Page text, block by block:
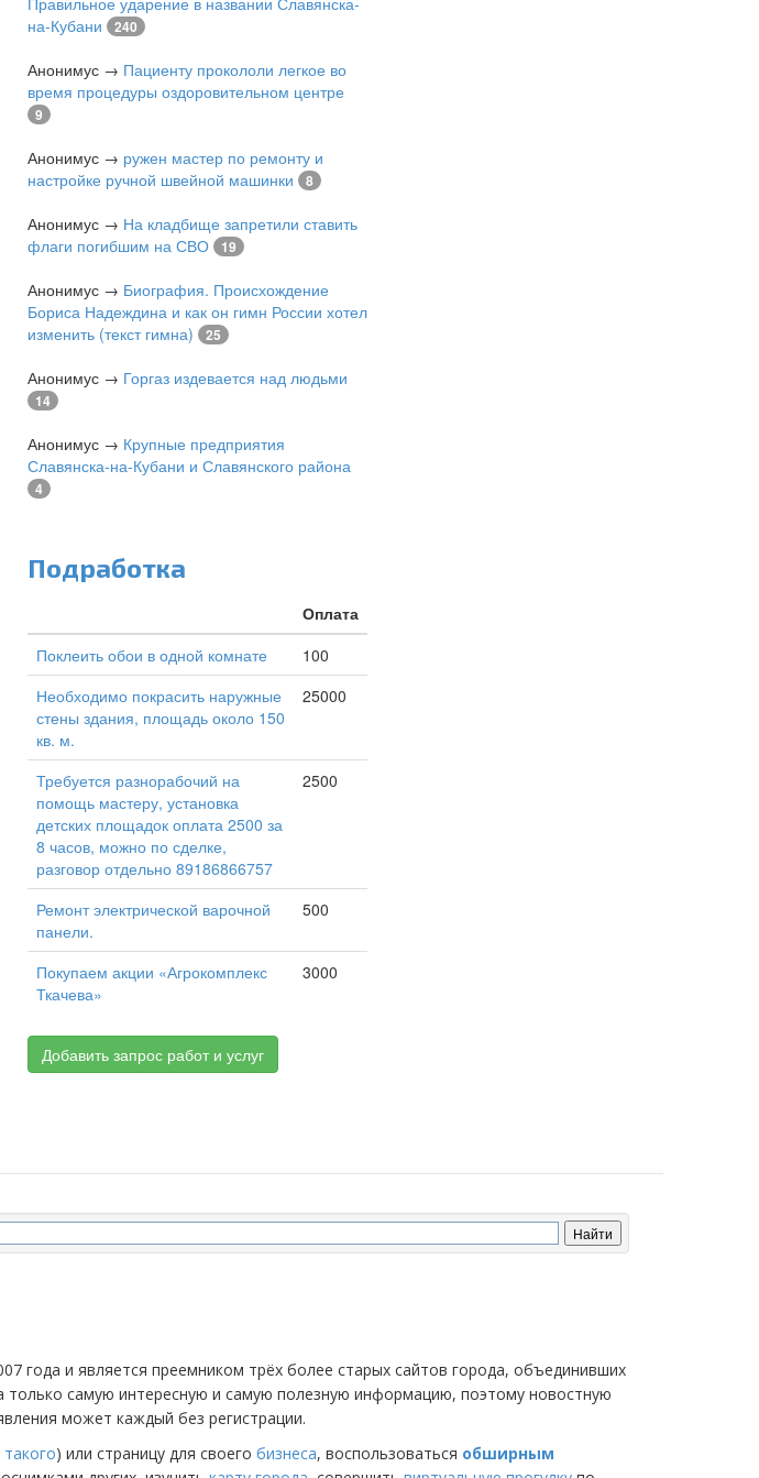
на-Кубани
240
Анонимус → Пациенту прокололи легкое во
время процедуры оздоровительном центре
9
Анонимус → ружен мастер по ремонту и
настройке ручной швейной машинки
8
Анонимус → На кладбище запретили ставить
флаги погибшим на СВО
19
Анонимус → Биография. Происхождение
Бориса Надеждина и как он гимн России хотел
изменить (текст гимна)
25
Анонимус → Горгаз издевается над людьми
14
Анонимус → Крупные предприятия
Славянска-на-Кубани и Славянского района
4
Подработка
Оплата
Поклеить обои в одной комнате
100
Необходимо покрасить наружные
стены здания, площадь около 150
кв. м.
25000
Требуется разнорабочий на
помощь мастеру, установка
детских площадок оплата 2500 за
8 часов, можно по сделке,
разговор отдельно 89186866757
2500
Ремонт электрической варочной
панели.
500
Покупаем акции «Агрокомплекс
Ткачева»
3000
Добавить запрос работ и услуг
года и является преемником трёх более старых сайтов города, объединивших
только самую интересную и самую полезную информацию, поэтому новостную
может каждый без регистрации.
такого) или страницу для своего бизнеса, воспользоваться обширным